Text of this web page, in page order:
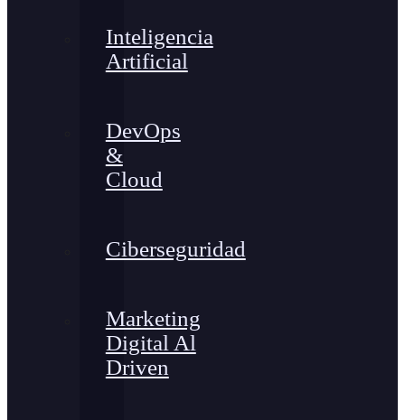
Inteligencia
Artificial
DevOps
&
Cloud
Ciberseguridad
Marketing
Digital Al
Driven